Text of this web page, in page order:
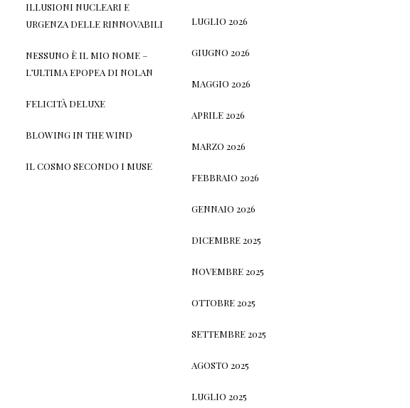
ILLUSIONI NUCLEARI E
URGENZA DELLE RINNOVABILI
NESSUNO È IL MIO NOME –
L’ULTIMA EPOPEA DI NOLAN
FELICITÀ DELUXE
BLOWING IN THE WIND
IL COSMO SECONDO I MUSE
LUGLIO 2026
GIUGNO 2026
MAGGIO 2026
APRILE 2026
MARZO 2026
FEBBRAIO 2026
GENNAIO 2026
DICEMBRE 2025
NOVEMBRE 2025
OTTOBRE 2025
SETTEMBRE 2025
AGOSTO 2025
LUGLIO 2025